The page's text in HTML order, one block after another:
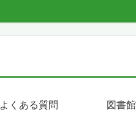
よくある質問 図書